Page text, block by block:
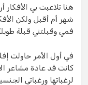
هنا تلاعبت بي
شهر أم أقبل ولكن
فمي وقبلتني قبلة
في أول الأمر حاولت
كانت قد عادة مشاعر
لرغباتها ورغباتي